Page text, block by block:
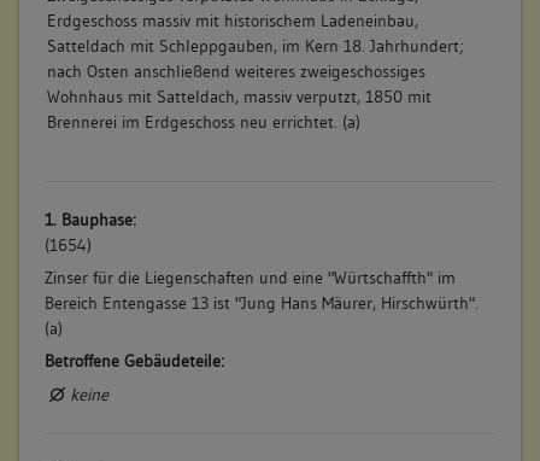
Erdgeschoss massiv mit historischem Ladeneinbau,
Satteldach mit Schleppgauben, im Kern 18. Jahrhundert;
nach Osten anschließend weiteres zweigeschossiges
Wohnhaus mit Satteldach, massiv verputzt, 1850 mit
Brennerei im Erdgeschoss neu errichtet. (a)
1. Bauphase:
(1654)
Zinser für die Liegenschaften und eine "Würtschaffth" im
Bereich Entengasse 13 ist "Jung Hans Mäurer, Hirschwürth".
(a)
Betroffene Gebäudeteile:
keine